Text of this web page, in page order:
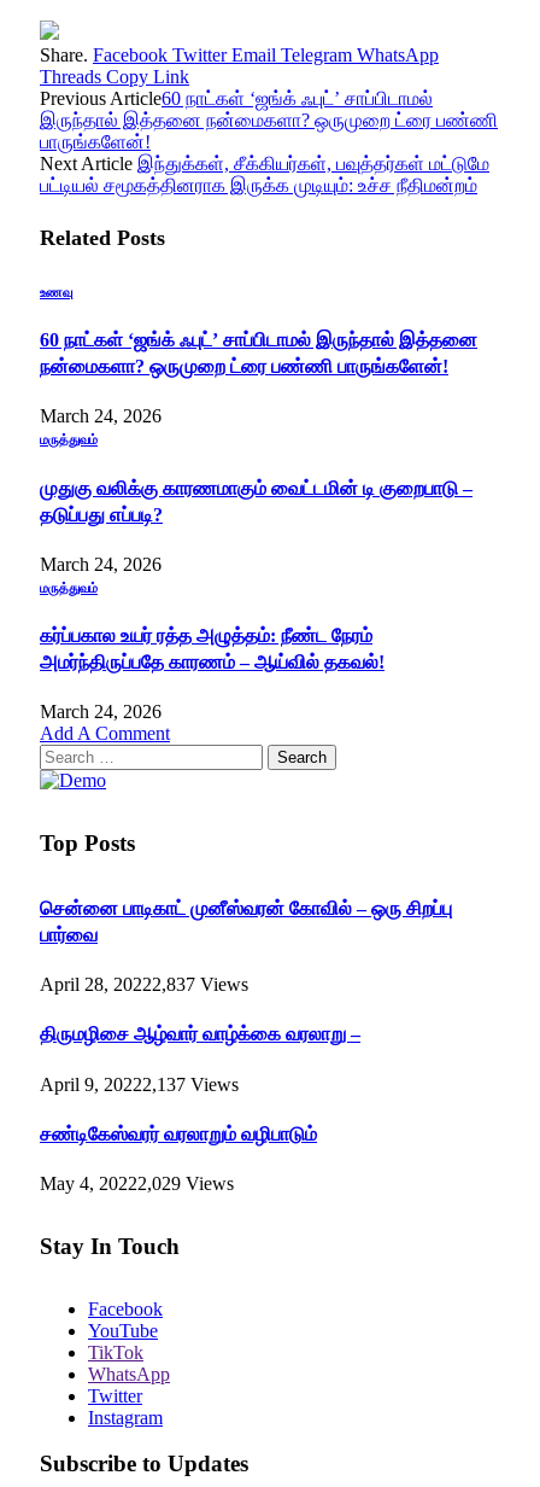
Share. Facebook Twitter Email Telegram WhatsApp
Threads Copy Link
Previous Article60 நாட்கள் ‘ஜங்க் ஃபுட்’ சாப்பிடாமல்
இருந்தால் இத்தனை நன்மைகளா? ஒருமுறை ட்ரை பண்ணி
பாருங்களேன்!
Next Article இந்துக்கள், சீக்கியர்கள், பவுத்தர்கள் மட்டுமே
பட்டியல் சமூகத்தினராக இருக்க முடியும்: உச்ச நீதிமன்றம்
Related Posts
உணவு
60 நாட்கள் ‘ஜங்க் ஃபுட்’ சாப்பிடாமல் இருந்தால் இத்தனை
நன்மைகளா? ஒருமுறை ட்ரை பண்ணி பாருங்களேன்!
March 24, 2026
மருத்துவம்
முதுகு வலிக்கு காரணமாகும் வைட்டமின் டி குறைபாடு –
தடுப்பது எப்படி?
March 24, 2026
மருத்துவம்
கர்ப்பகால உயர் ரத்த அழுத்தம்: நீண்ட நேரம்
அமர்ந்திருப்பதே காரணம் – ஆய்வில் தகவல்!
March 24, 2026
Add A Comment
Search
for:
Top Posts
சென்னை பாடிகாட் முனீஸ்வரன் கோவில் – ஒரு சிறப்பு
பார்வை
April 28, 20222,837 Views
திருமழிசை ஆழ்வார் வாழ்க்கை வரலாறு –
April 9, 20222,137 Views
சண்டிகேஸ்வரர் வரலாறும் வழிபாடும்
May 4, 20222,029 Views
Stay In Touch
Facebook
YouTube
TikTok
WhatsApp
Twitter
Instagram
Subscribe to Updates